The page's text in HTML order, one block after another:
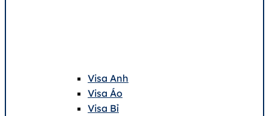
Visa Anh
Visa Áo
Visa Bỉ